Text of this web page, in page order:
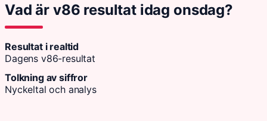
Vad är v86 resultat idag onsdag?
Resultat i realtid
Dagens v86-resultat
Tolkning av siffror
Nyckeltal och analys